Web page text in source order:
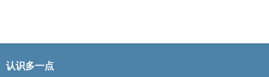
认识多一点